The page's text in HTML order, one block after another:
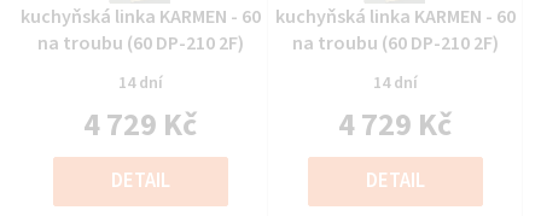
Průměrné
hodnocení
produktu
je
0,0
5
hvězdiček.
kuchyňská linka KARMEN - 60
na troubu (60 DP-210 2F)
14 dní
4 729 Kč
Měrná
cena:
DETAIL
Průměrné
hodnocení
produktu
je
0,0
5
hvězdiček.
kuchyňská linka KARMEN - 60
na troubu (60 DP-210 2F)
14 dní
4 729 Kč
Měrná
cena:
DETAIL